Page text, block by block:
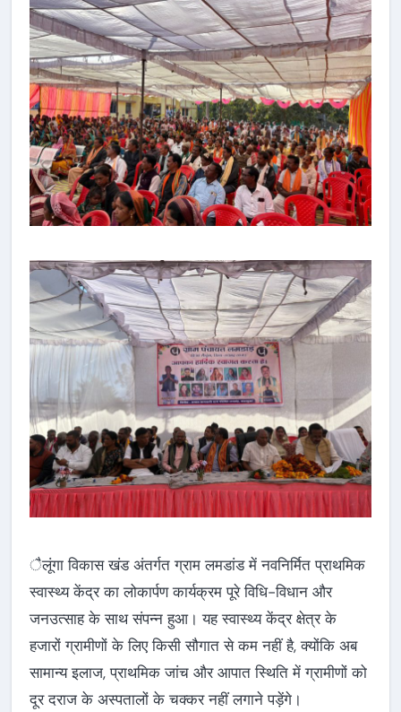
ैलूंगा विकास खंड अंतर्गत ग्राम लमडांड में नवनिर्मित प्राथमिक
स्वास्थ्य केंद्र का लोकार्पण कार्यक्रम पूरे विधि-विधान और
जनउत्साह के साथ संपन्न हुआ। यह स्वास्थ्य केंद्र क्षेत्र के
हजारों ग्रामीणों के लिए किसी सौगात से कम नहीं है, क्योंकि अब
सामान्य इलाज, प्राथमिक जांच और आपात स्थिति में ग्रामीणों को
दूर दराज के अस्पतालों के चक्कर नहीं लगाने पड़ेंगे।